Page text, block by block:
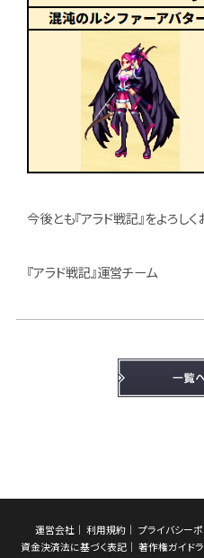
今後とも『アラド戦記』をよろし
『アラド戦記』運営チーム
運営会社 利用規約 プライバシー
資金決済法に基づく表記
著作権ガイド